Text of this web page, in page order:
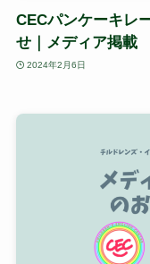
CECパンケーキレ
せ｜メディア掲載
2024年2月6日